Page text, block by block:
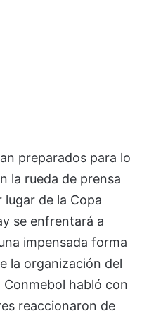
preparados para lo
la rueda de prensa
de la Copa
se enfrentará a
impensada forma
la organización del
habló con
reaccionaron de